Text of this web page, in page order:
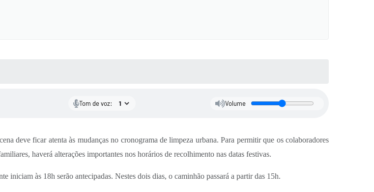
Tom de voz: Volume
deve ficar atenta às mudanças no cronograma de limpeza urbana. Para permitir que os colaboradores
haverá alterações importantes nos horários de recolhimento nas datas festivas.
iniciam às 18h serão antecipadas. Nestes dois dias, o caminhão passará a partir das 15h.